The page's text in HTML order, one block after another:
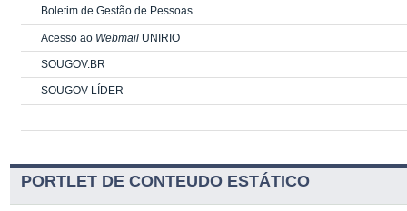
Boletim de Gestão de Pessoas
Acesso ao Webmail UNIRIO
SOUGOV.BR
SOUGOV LÍDER
PORTLET DE CONTEUDO ESTÁTICO